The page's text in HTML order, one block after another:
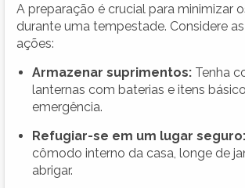
A preparação é crucial para minimizar
durante uma tempestade. Considere
ações:
Armazenar suprimentos: Tenha
lanternas com baterias e itens
emergência.
Refugiar-se em um lugar seguro:
cômodo interno da casa, longe de
abrigar.